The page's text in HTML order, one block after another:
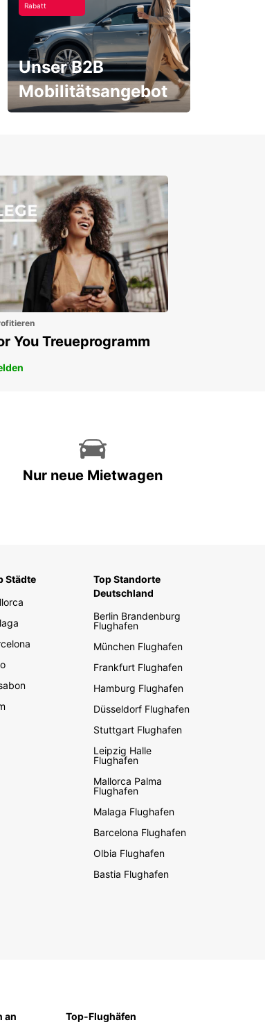
Rabatt
Unser B2B
Mobilitätsangebot
You Treueprogramm
Nur neue Mietwagen
Städte
Top Standorte
Deutschland
Berlin Brandenburg
Flughafen
München Flughafen
Frankfurt Flughafen
Hamburg Flughafen
Düsseldorf Flughafen
Stuttgart Flughafen
Leipzig Halle
Flughafen
Mallorca Palma
Flughafen
Malaga Flughafen
Barcelona Flughafen
Olbia Flughafen
Bastia Flughafen
an
Top-Flughäfen